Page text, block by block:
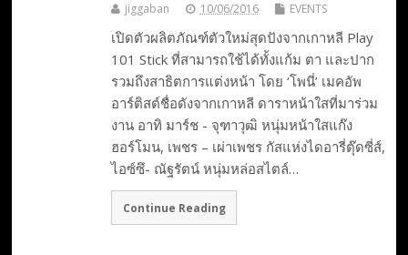
jiggaban 10/06/2016 EVENTS
เปิดตัวผลิตภัณฑ์ตัวใหม่สุดปังจากเกาหลี Play
101 Stick ที่สามารถใช้ได้ทั้งแก้ม ตา และปาก
รวมถึงสาธิตการแต่งหน้า โดย ‘โพนี่’ เมคอัพ
อาร์ติสต์ชื่อดังจากเกาหลี ดาราหน้าใสที่มาร่วม
งาน อาทิ มาร์ช - จุฑาวุฒิ หนุ่มหน้าใสแก๊ง
ฮอร์โมน, เพชร – เผ่าเพชร กัสแห่งไดอารี่ตุ๊ดซี่ส์,
ไอซ์ซึ- ณัฐรัตน์ หนุ่มหล่อสไตล์…
Continue Reading